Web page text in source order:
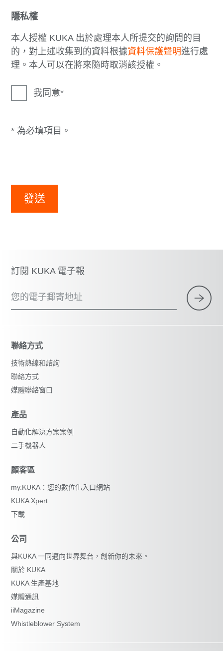
隱私權
本人授權 KUKA 出於處理本人所提交的詢問的目
的，對上述收集到的資料根據資料保護聲明進行處
理。本人可以在將來隨時取消該授權。
我同意
* 為必填項目。
發送
訂閱 KUKA 電子報
您的電子郵寄地址
聯絡方式
技術熱線和諮詢
聯絡方式
媒體聯絡窗口
產品
自動化解決方案案例
二手機器人
顧客區
my.KUKA：您的數位化入口網站
KUKA Xpert
下載
公司
與KUKA 一同邁向世界舞台，創新你的未來。
關於 KUKA
KUKA 生產基地
媒體通訊
iiMagazine
Whistleblower System